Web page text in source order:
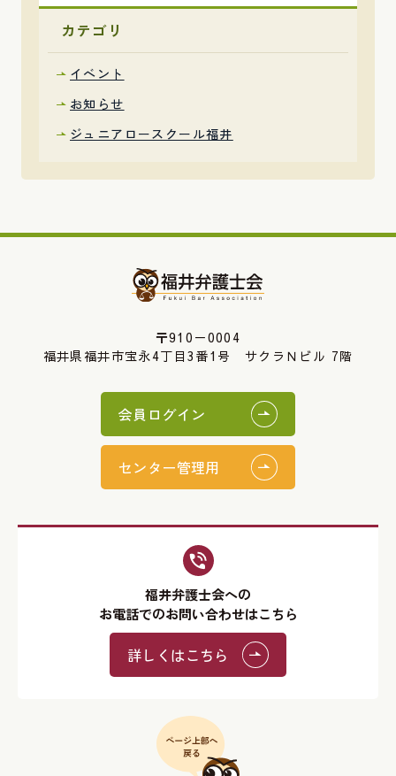
カテゴリ
イベント
お知らせ
ジュニアロースクール福井
〒910－0004
福井県福井市宝永4丁目3番1号 サクラＮビル 7階
会員ログイン
センター管理用
福井弁護士会への
お電話でのお問い合わせはこちら
詳しくはこちら